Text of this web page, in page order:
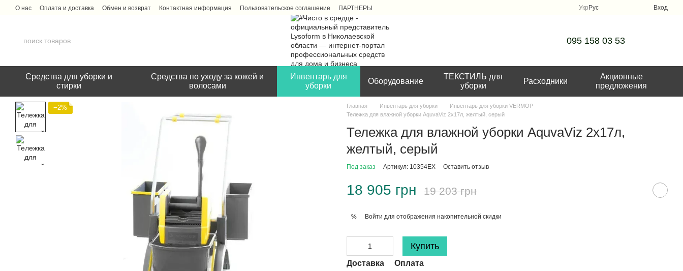
Перейти к основному контенту
О нас Оплата и доставка Обмен и возврат Контактная информация Пользовательское соглашение ПАРТНЕРЫ Укр Рус Вход
095 158 03 53
Средства для уборки и
стирки
Средства по уходу за кожей и
волосами
Инвентарь для
уборки
Оборудование
ТЕКСТИЛЬ для
уборки
Расходники
Акционные
предложения
−2% Главная Инвентарь для уборки
Инвентарь для уборки VERMOP
Тележка для влажной уборки AquvaViz 2x17л, желтый, серый
Тележка для влажной уборки AquvaViz 2x17л,
желтый, серый
Под заказ Артикул: 10354ЕХ Оставить отзыв
18 905 грн 19 203 грн
% Войти для отображения накопительной скидки
Купить
Доставка Оплата